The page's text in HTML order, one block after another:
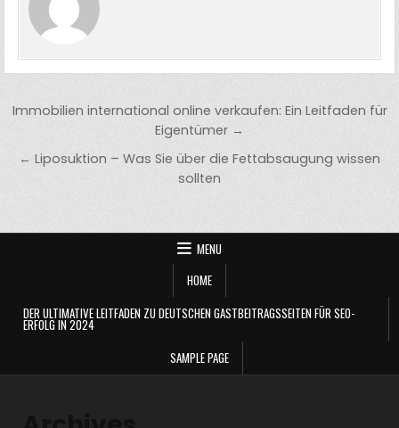
Post
Immobilien international online verkaufen: Ein Leitfaden für
Eigentümer →
← Liposuktion – Was Sie über die Fettabsaugung wissen
sollten
MENU
HOME
DER ULTIMATIVE LEITFADEN ZU DEUTSCHEN GASTBEITRAGSSEITEN FÜR SEO-
ERFOLG IN 2024
SAMPLE PAGE